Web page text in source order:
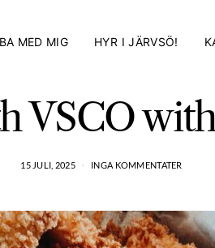
MED MIG HYR I JÄRVSÖ!
VSCO
15 JULI, 2025 INGA KOMMENTATER